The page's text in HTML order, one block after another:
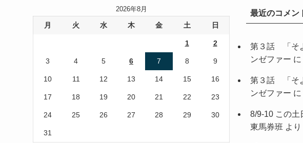
2026年8月
月 火 水 木 金 土 日
1 2
3 4 5 6 7 8 9
10 11 12 13 14 15 16
17 18 19 20 21 22 23
24 25 26 27 28 29 30
31
最近のコメン
第３話 「そ
ンゼファー に
第３話 「そ
ンゼファー に
8/9-10 この土
東馬券班 より